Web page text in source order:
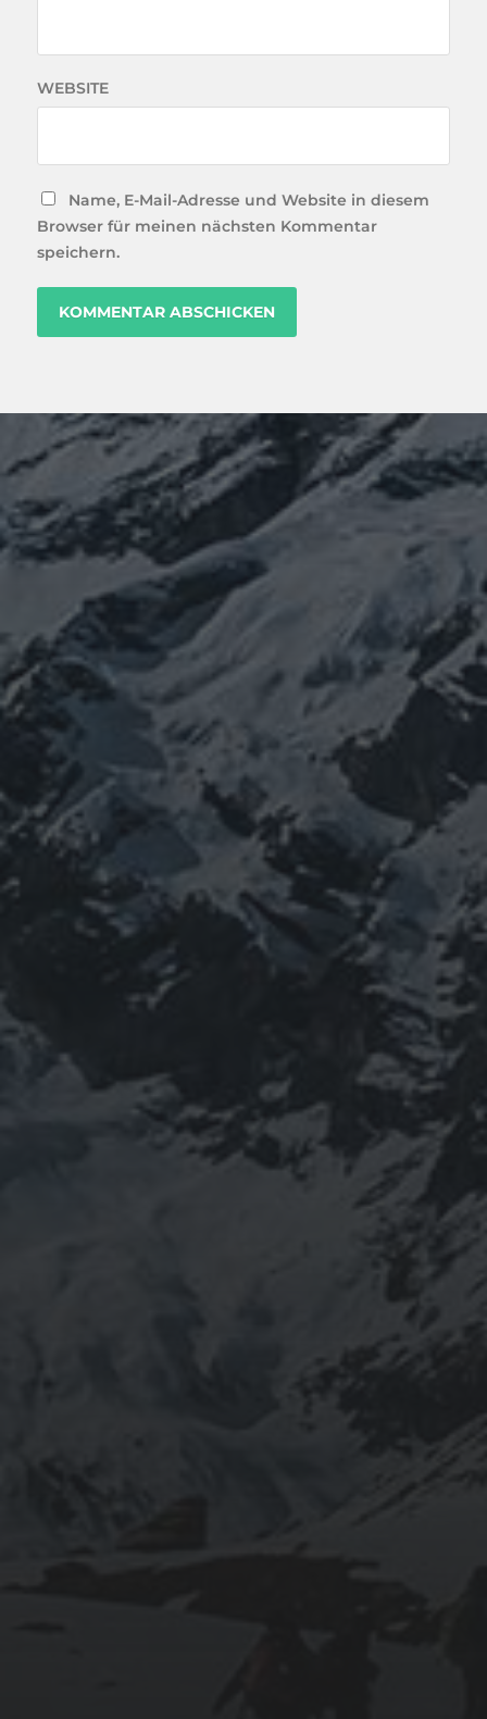
WEBSITE
Name, E-Mail-Adresse und Website in diesem
Browser für meinen nächsten Kommentar
speichern.